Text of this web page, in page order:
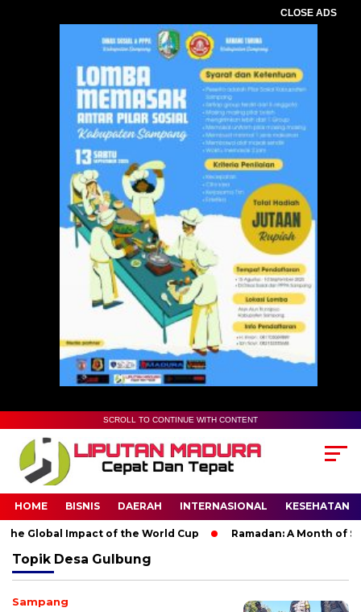
CLOSE ADS
SCROLL TO CONTINUE WITH CONTENT
HOME BISNIS DAERAH INTERNASIONAL KESEHATAN
Global Impact of the World Cup Ramadan: A Month of
Topik Desa Gulbung
Sampang